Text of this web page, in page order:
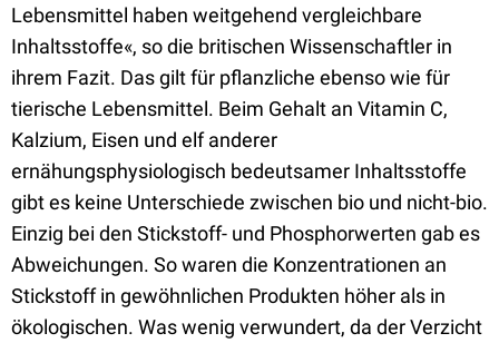
Lebensmittel haben weitgehend vergleichbare
Inhaltsstoffe«, so die britischen Wissenschaftler in
ihrem Fazit. Das gilt für pflanzliche ebenso wie für
tierische Lebensmittel. Beim Gehalt an Vitamin C,
Kalzium, Eisen und elf anderer
ernähungsphysiologisch bedeutsamer Inhaltsstoffe
gibt es keine Unterschiede zwischen bio und nicht-bio.
Einzig bei den Stickstoff- und Phosphorwerten gab es
Abweichungen. So waren die Konzentrationen an
Stickstoff in gewöhnlichen Produkten höher als in
ökologischen. Was wenig verwundert, da der Verzicht